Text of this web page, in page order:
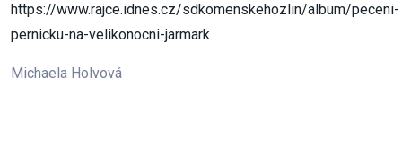
https://www.rajce.idnes.cz/sdkomenskehozlin/album/peceni-
pernicku-na-velikonocni-jarmark
Michaela Holvová